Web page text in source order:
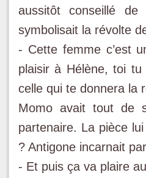
aussitôt conseillé de
symbolisait la révolte
- Cette femme c’est
plaisir à Hélène, toi
celle qui te donnera la
Momo avait tout de
partenaire. La pièce
? Antigone incarnait
- Et puis ça va plaire